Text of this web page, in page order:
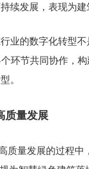
续发展，表现为
业的数字化转型
环节共同协作，
。
质量发展
质量发展的过程中